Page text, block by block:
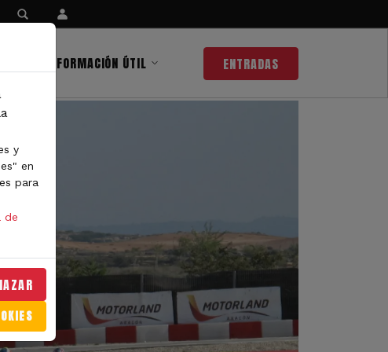
INFORMACIÓN ÚTIL ENTRADAS
y
en
para
de